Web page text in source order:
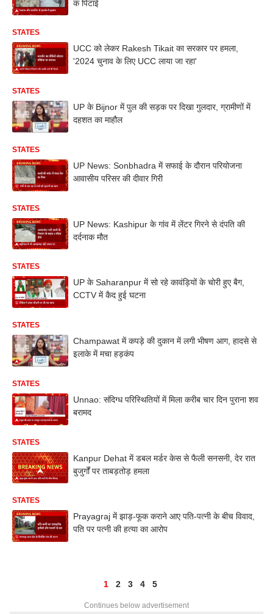
क पिटाई
STATES
UCC को लेकर Rakesh Tikait का सरकार पर हमला,
'2024 चुनाव के लिए UCC लाया जा रहा'
STATES
UP के Bijnor में पुल की सड़क पर दिखा गुलदार, ग्रामीणों में
दहशत का माहौल
STATES
UP News: Sonbhadra में सफाई के दौरान परियोजना
आवासीय परिसर की दीवार गिरी
STATES
UP News: Kashipur के गांव में लेंटर गिरने से दंपति की
दर्दनाक मौत
STATES
UP के Saharanpur में सो रहे कावंड़ियों के चोरी हुए बैग,
CCTV में कैद हुई घटना
STATES
Champawat में कपड़े की दुकान में लगी भीषण आग, हादसे से
इलाके में मचा हड़कंप
STATES
Unnao: संदिग्ध परिस्थितियों में मिला करीब चार दिन पुराना शव
बरामद
STATES
Kanpur Dehat में डबल मर्डर केस से फैली सनसनी, देर रात
बुजुर्गों पर ताबड़तोड़ हमला
STATES
Prayagraj में झाड़-फूक कराने आए पति-पत्नी के बीच विवाद,
पति पर पत्नी की हत्या का आरोप
1 2 3 4 5
Continues below advertisement